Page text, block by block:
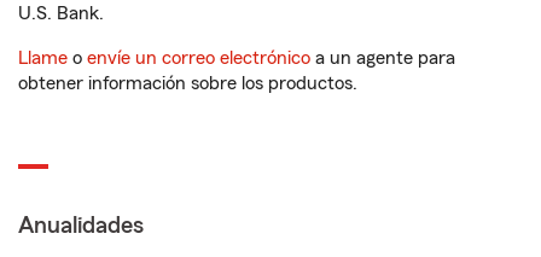
U.S. Bank.
Llame o envíe un correo electrónico a un agente para
obtener información sobre los productos.
Anualidades